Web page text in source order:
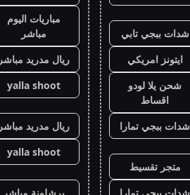
شدات ببجي تابي
ايتونز امريكي
شحن يلا لودو
اقساط
شدات ببجي تمارا
متجر تقسيط
مباريات اليوم
مباشر
ريال مدريد مباشر
yalla shoot
ريال مدريد مباشر
yalla shoot